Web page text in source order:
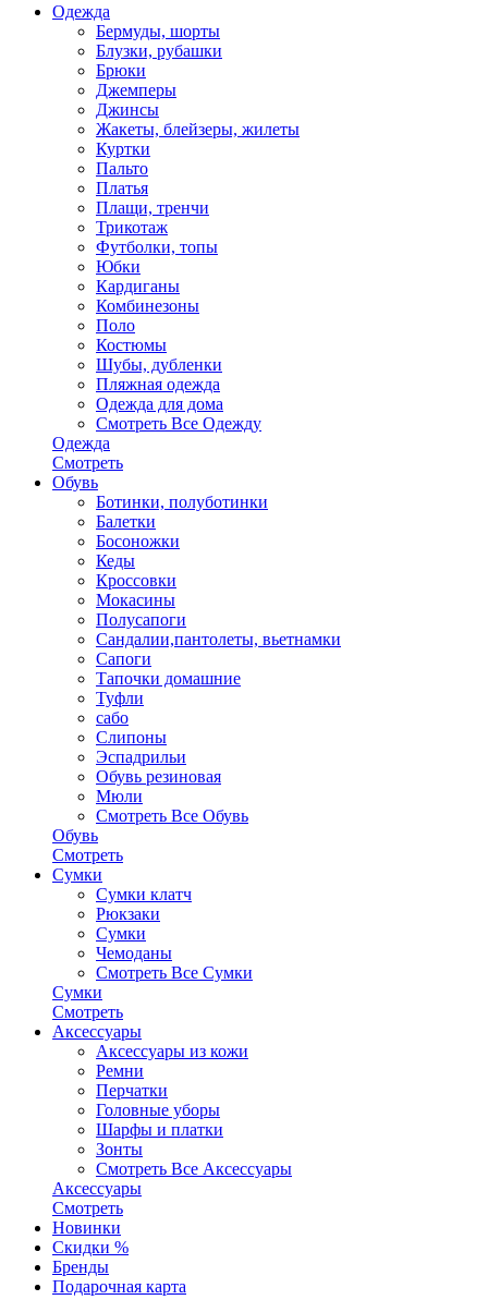
Одежда
Бермуды, шорты
Блузки, рубашки
Брюки
Джемперы
Джинсы
Жакеты, блейзеры, жилеты
Куртки
Пальто
Платья
Плащи, тренчи
Трикотаж
Футболки, топы
Юбки
Кардиганы
Комбинезоны
Поло
Костюмы
Шубы, дубленки
Пляжная одежда
Одежда для дома
Смотреть Все Одежду
Одежда
Смотреть
Обувь
Ботинки, полуботинки
Балетки
Босоножки
Кеды
Кроссовки
Мокасины
Полусапоги
Сандалии,пантолеты, вьетнамки
Сапоги
Тапочки домашние
Туфли
сабо
Слипоны
Эспадрильи
Обувь резиновая
Мюли
Смотреть Все Обувь
Обувь
Смотреть
Сумки
Сумки клатч
Рюкзаки
Сумки
Чемоданы
Смотреть Все Сумки
Сумки
Смотреть
Аксессуары
Аксессуары из кожи
Ремни
Перчатки
Головные уборы
Шарфы и платки
Зонты
Смотреть Все Аксессуары
Аксессуары
Смотреть
Новинки
Скидки %
Бренды
Подарочная карта